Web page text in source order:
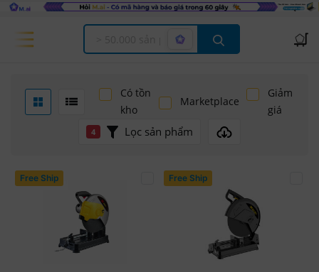
Offcanvas Menu Open
Có tồn
kho
Marketplace
Giảm
giá
4 Lọc sản phẩm
Free Ship Free Ship